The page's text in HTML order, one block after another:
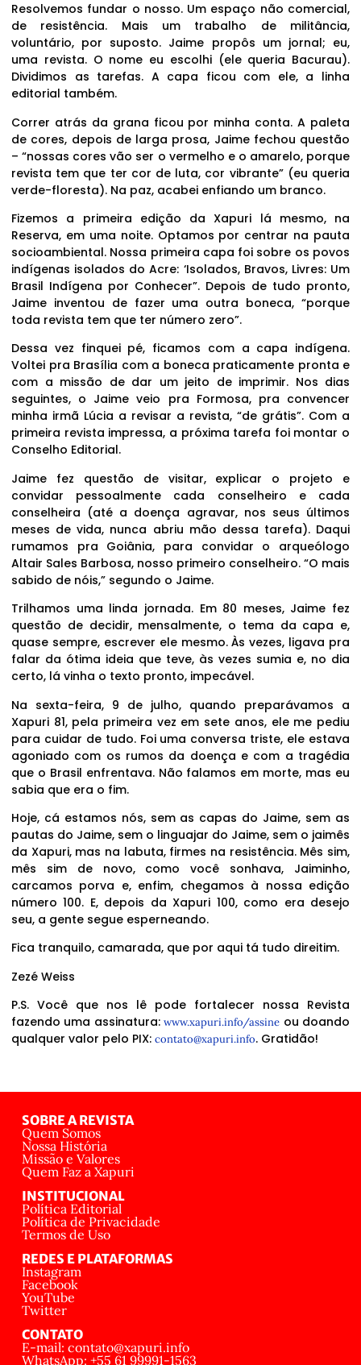
Resolvemos fundar o nosso. Um espaço não comercial,
de resistência. Mais um trabalho de militância,
voluntário, por suposto. Jaime propôs um jornal; eu,
uma revista. O nome eu escolhi (ele queria Bacurau).
Dividimos as tarefas. A capa ficou com ele, a linha
editorial também.
Correr atrás da grana ficou por minha conta. A paleta
de cores, depois de larga prosa, Jaime fechou questão
– “nossas cores vão ser o vermelho e o amarelo, porque
revista tem que ter cor de luta, cor vibrante” (eu queria
verde-floresta). Na paz, acabei enfiando um branco.
Fizemos a primeira edição da Xapuri lá mesmo, na
Reserva, em uma noite. Optamos por centrar na pauta
socioambiental. Nossa primeira capa foi sobre os povos
indígenas isolados do Acre: ‘Isolados, Bravos, Livres: Um
Brasil Indígena por Conhecer”. Depois de tudo pronto,
Jaime inventou de fazer uma outra boneca, “porque
toda revista tem que ter número zero”.
Dessa vez finquei pé, ficamos com a capa indígena.
Voltei pra Brasília com a boneca praticamente pronta e
com a missão de dar um jeito de imprimir. Nos dias
seguintes, o Jaime veio pra Formosa, pra convencer
minha irmã Lúcia a revisar a revista, “de grátis”. Com a
primeira revista impressa, a próxima tarefa foi montar o
Conselho Editorial.
Jaime fez questão de visitar, explicar o projeto e
convidar pessoalmente cada conselheiro e cada
conselheira (até a doença agravar, nos seus últimos
meses de vida, nunca abriu mão dessa tarefa). Daqui
rumamos pra Goiânia, para convidar o arqueólogo
Altair Sales Barbosa, nosso primeiro conselheiro. “O mais
sabido de nóis,” segundo o Jaime.
Trilhamos uma linda jornada. Em 80 meses, Jaime fez
questão de decidir, mensalmente, o tema da capa e,
quase sempre, escrever ele mesmo. Às vezes, ligava pra
falar da ótima ideia que teve, às vezes sumia e, no dia
certo, lá vinha o texto pronto, impecável.
Na sexta-feira, 9 de julho, quando preparávamos a
Xapuri 81, pela primeira vez em sete anos, ele me pediu
para cuidar de tudo. Foi uma conversa triste, ele estava
agoniado com os rumos da doença e com a tragédia
que o Brasil enfrentava. Não falamos em morte, mas eu
sabia que era o fim.
Hoje, cá estamos nós, sem as capas do Jaime, sem as
pautas do Jaime, sem o linguajar do Jaime, sem o jaimês
da Xapuri, mas na labuta, firmes na resistência. Mês sim,
mês sim de novo, como você sonhava, Jaiminho,
carcamos porva e, enfim, chegamos à nossa edição
número 100. E, depois da Xapuri 100, como era desejo
seu, a gente segue esperneando.
Fica tranquilo, camarada, que por aqui tá tudo direitim.
Zezé Weiss
P.S. Você que nos lê pode fortalecer nossa Revista
fazendo uma assinatura:www.xapuri.info/assine ou doando
qualquer valor pelo PIX: contato@xapuri.info. Gratidão!
SOBRE A REVISTA
Quem Somos
Nossa História
Missão e Valores
Quem Faz a Xapuri
INSTITUCIONAL
Política Editorial
Política de Privacidade
Termos de Uso
REDES E PLATAFORMAS
Instagram
Facebook
YouTube
Twitter
CONTATO
E-mail: contato@xapuri.info
WhatsApp: +55 61 99991-1563